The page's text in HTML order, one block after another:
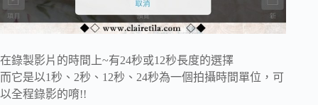
在錄製影片的時間上~有24秒或12秒長度的選擇
而它是以1秒、2秒、12秒、24秒為一個拍攝時間單位，可
以全程錄影的唷!!